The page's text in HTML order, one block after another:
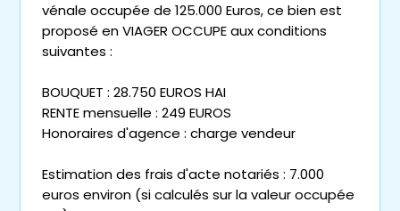
vénale occupée de 125.000 Euros, ce bien est
proposé en VIAGER OCCUPE aux conditions
suivantes :
BOUQUET : 28.750 EUROS HAI
RENTE mensuelle : 249 EUROS
Honoraires d'agence : charge vendeur
Estimation des frais d'acte notariés : 7.000
euros environ (si calculés sur la valeur occupée